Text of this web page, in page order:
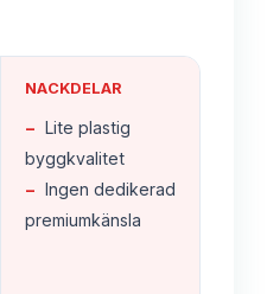
NACKDELAR
− Lite plastig
byggkvalitet
− Ingen dedikerad
premiumkänsla